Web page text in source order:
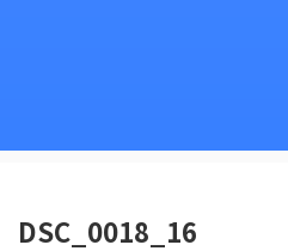
DSC_0018_16